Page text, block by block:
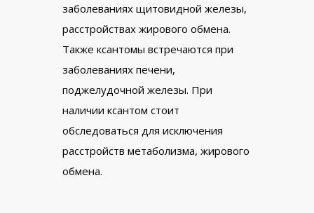
заболеваниях щитовидной железы,
расстройствах жирового обмена.
Также ксантомы встречаются при
заболеваниях печени,
поджелудочной железы. При
наличии ксантом стоит
обследоваться для исключения
расстройств метаболизма, жирового
обмена.